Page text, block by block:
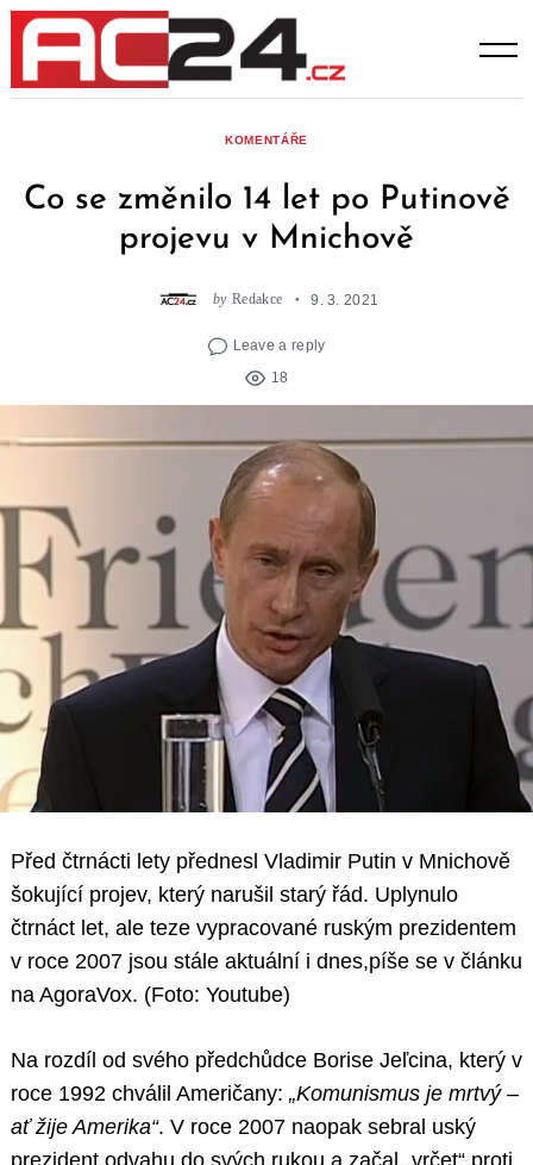
Skip
content
KOMENTÁŘE
Co se změnilo 14 let po Putinově
projevu v Mnichově
by Redakce 9. 3. 2021
Leave a reply
18
Před čtrnácti lety přednesl Vladimir Putin v Mnichově
šokující projev, který narušil starý řád. Uplynulo
čtrnáct let, ale teze vypracované ruským prezidentem
v roce 2007 jsou stále aktuální i dnes,píše se v článku
na AgoraVox. (Foto: Youtube)
Na rozdíl od svého předchůdce Borise Jeľcina, který v
roce 1992 chválil Američany: „Komunismus je mrtvý –
ať žije Amerika“. V roce 2007 naopak sebral uský
prezident odvahu do svých rukou a začal „vrčet“ proti